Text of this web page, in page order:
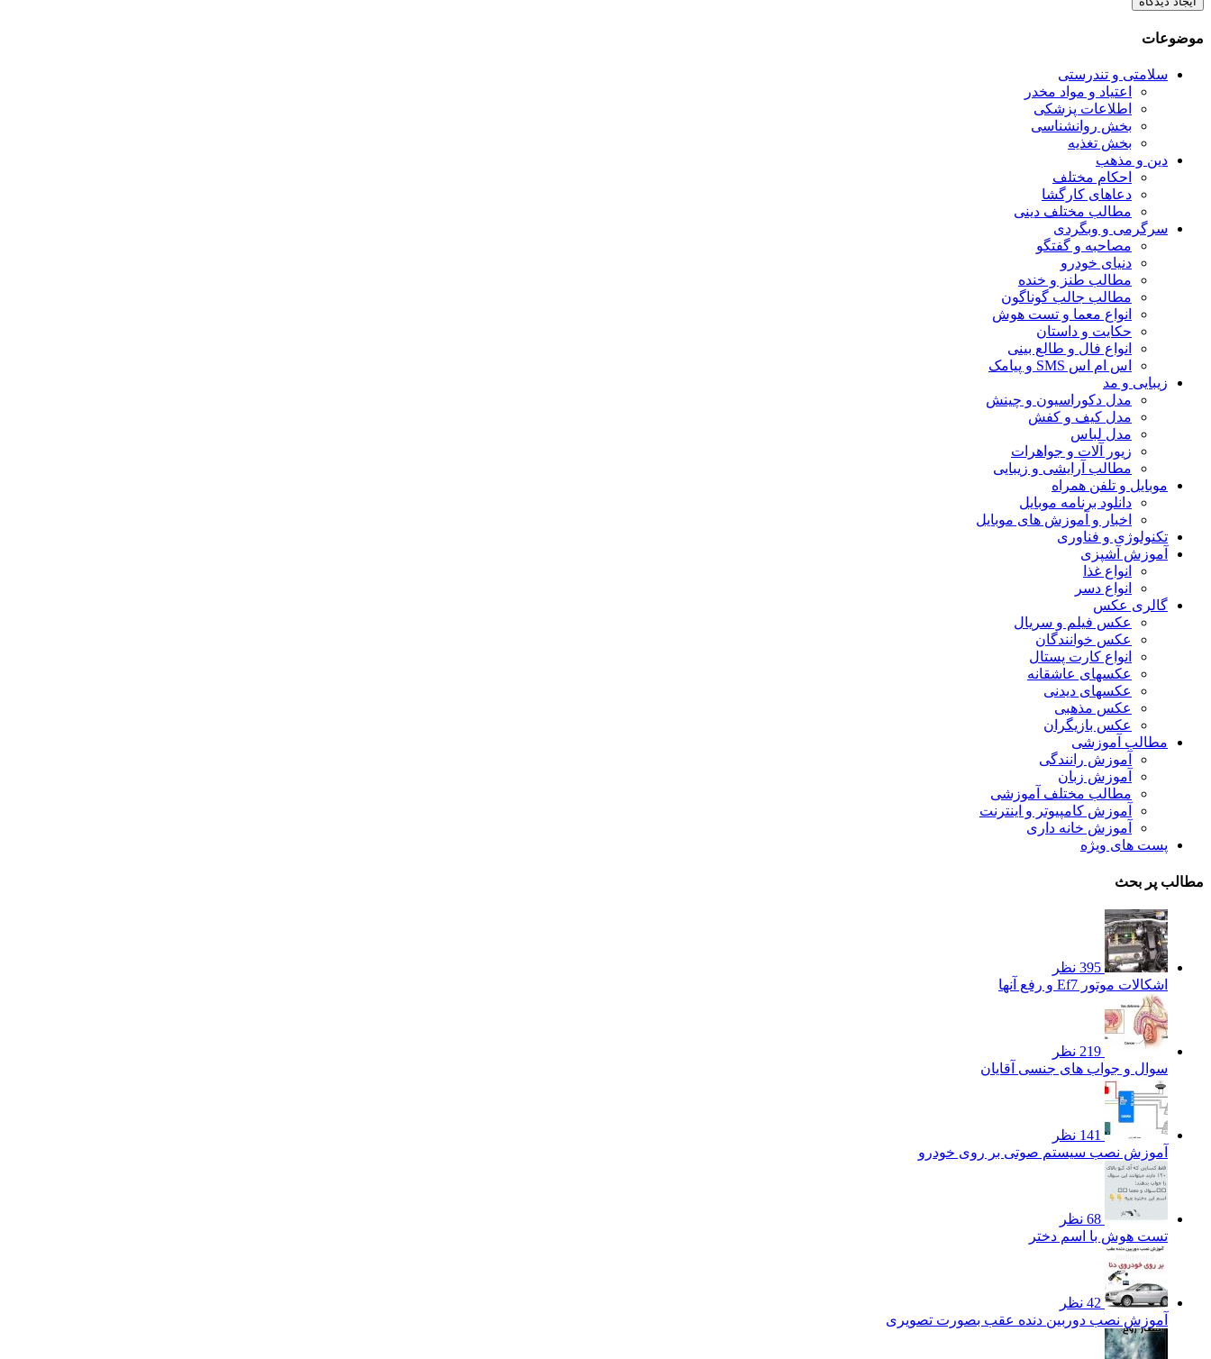
موضوعات
سلامتی و تندرستی
اعتیاد و مواد مخدر
اطلاعات پزشکی
بخش روانشناسی
بخش تغذیه
دین و مذهب
احکام مختلف
دعاهای کارگشا
مطالب مختلف دینی
سرگرمی و وبگردی
مصاحبه و گفتگو
دنیای خودرو
مطالب طنز و خنده
مطالب جالب گوناگون
انواع معما و تست هوش
حکایت و داستان
انواع فال و طالع بینی
اس ام اس SMS و پیامک
زیبایی و مد
مدل دکوراسیون و چینش
مدل کیف و کفش
مدل لباس
زیور آلات و جواهرات
مطالب آرایشی و زیبایی
موبایل و تلفن همراه
دانلود برنامه موبایل
اخبار و آموزش های موبایل
تکنولوژی و فناوری
آموزش آشپزی
انواع غذا
انواع دسر
گالری عکس
عکس فیلم و سریال
عکس خوانندگان
انواع کارت پستال
عکسهای عاشقانه
عکسهای دیدنی
عکس مذهبی
عکس بازیگران
مطالب آموزشی
آموزش رانندگی
آموزش زبان
مطالب مختلف آموزشی
آموزش کامپیوتر و اینترنت
آموزش خانه داری
پست های ویژه
مطالب پر بحث
395 نظر
اشکالات موتور Ef7 و رفع آنها
219 نظر
سوال و جواب های جنسی آقایان
141 نظر
آموزش نصب سیستم صوتی بر روی خودرو
68 نظر
تست هوش با اسم دختر
42 نظر
آموزش نصب دوربین دنده عقب بصورت تصویری